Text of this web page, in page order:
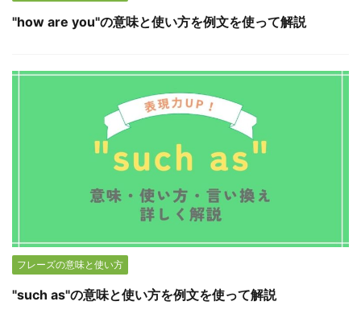
"how are you"の意味と使い方を例文を使って解説
フレーズの意味と使い方
"such as"の意味と使い方を例文を使って解説